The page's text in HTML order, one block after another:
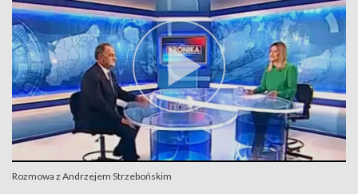
Rozmowa z Andrzejem Strzebońskim